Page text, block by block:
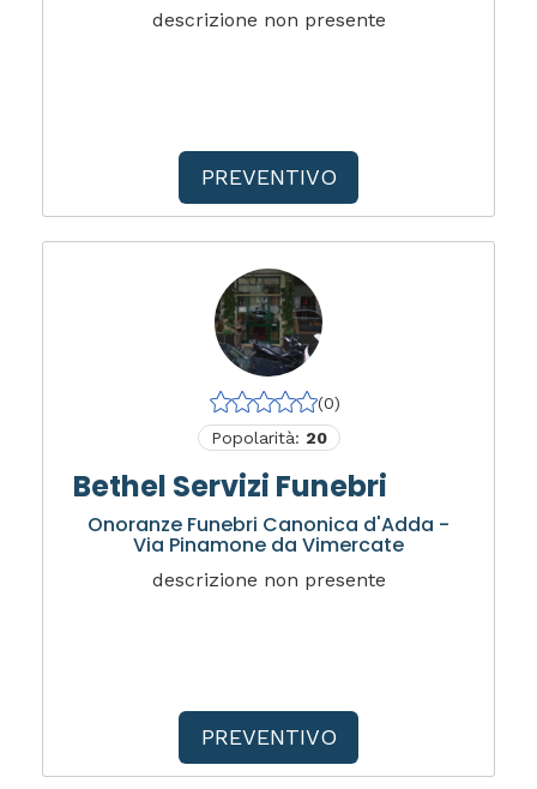
descrizione non presente
PREVENTIVO
(0)
Popolarità: 20
Bethel Servizi Funebri
Onoranze Funebri Canonica d'Adda -
Via Pinamone da Vimercate
descrizione non presente
PREVENTIVO